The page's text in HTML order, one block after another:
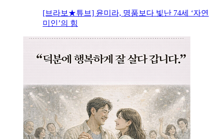
[브라보★튜브] 윤미라, 명품보다 빛난 74세 ‘자연
미인’의 힘